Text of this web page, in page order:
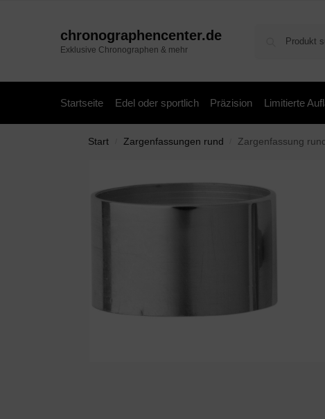
chronographencenter.de
Exklusive Chronographen & mehr
Startseite Edel oder sportlich Präzision Limitierte
Start Zargenfassungen rund Zargenfassung